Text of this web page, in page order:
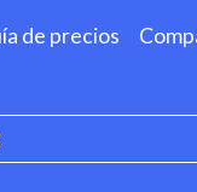
de precios